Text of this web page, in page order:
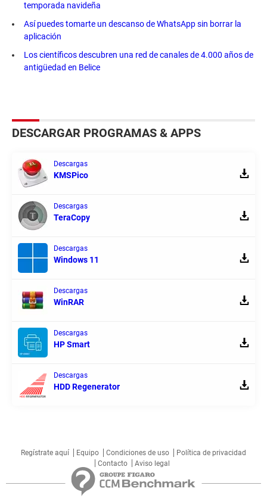
temporada navideña
Así puedes tomarte un descanso de WhatsApp sin borrar la
aplicación
Los científicos descubren una red de canales de 4.000 años de
antigüedad en Belice
DESCARGAR PROGRAMAS & APPS
Descargas
KMSPico
Descargas
TeraCopy
Descargas
Windows 11
Descargas
WinRAR
Descargas
HP Smart
Descargas
HDD Regenerator
Regístrate aquí Equipo Condiciones de uso
Política de privacidad
Contacto
Aviso legal